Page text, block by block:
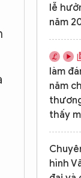
lễ
năm
làm
năm
thấy
hình